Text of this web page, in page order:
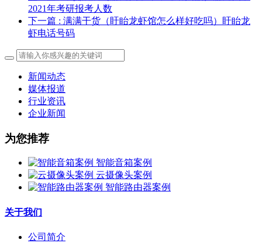
2021年考研报考人数
下一篇 : 满满干货（盱眙龙虾馆怎么样好吃吗）盱眙龙
虾电话号码
新闻动态
媒体报道
行业资讯
企业新闻
为您推荐
智能音箱案例
云摄像头案例
智能路由器案例
关于我们
公司简介